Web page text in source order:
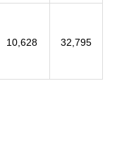
10,628 32,795